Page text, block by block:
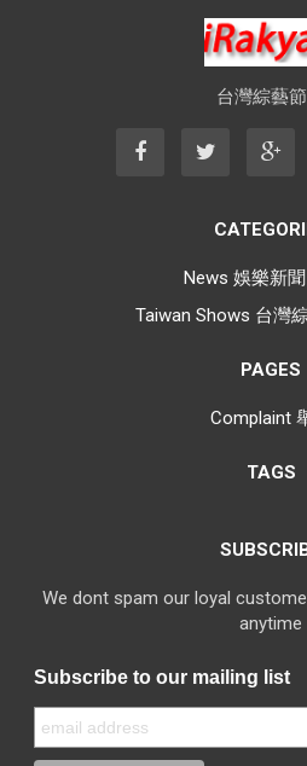
台灣綜藝節
News 娛樂新聞
Taiwan Shows 台灣
PAGES
Complaint
TAGS
We dont spam our loyal
anytime
Subscribe to our mailing list